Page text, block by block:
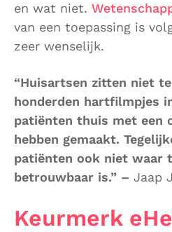
en wat niet.
van een toepassing is
zeer wenselijk.
“Huisartsen zitten niet
honderden hartfilmpjes
patiënten thuis met een
hebben gemaakt.
patiënten ook niet waar
betrouwbaar is.” – Jaap
Keurmerk